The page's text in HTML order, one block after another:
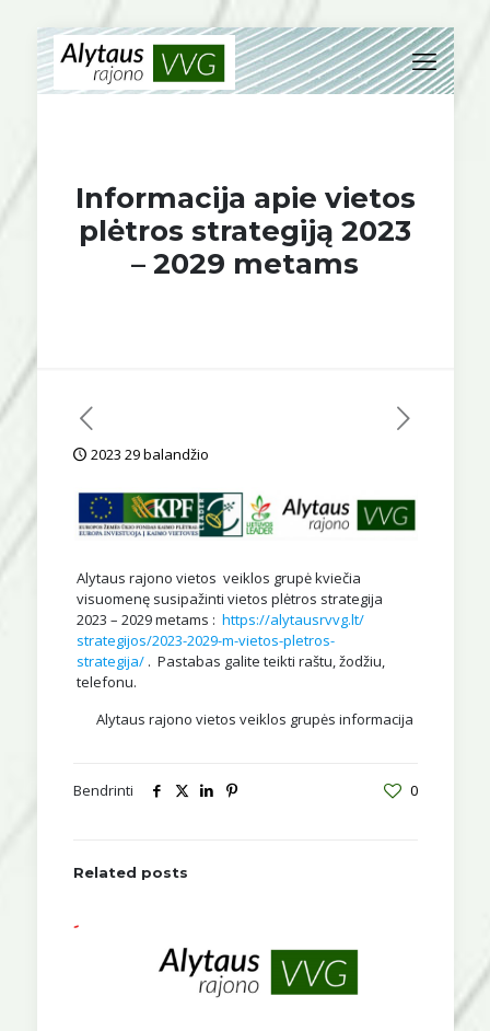
Informacija apie vietos
plėtros strategiją 2023
– 2029 metams
2023 29 balandžio
Alytaus rajono vietos veiklos grupė kviečia
visuomenę susipažinti vietos plėtros strategija
2023 – 2029 metams : https://alytausrvvg.lt/
strategijos/2023-2029-m-vietos-pletros-
strategija/. Pastabas galite teikti raštu, žodžiu,
telefonu.
Alytaus rajono vietos veiklos grupės informacija
Bendrinti 0
Related posts